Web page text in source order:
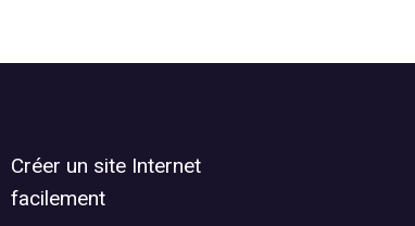
Créer un site Internet
facilement